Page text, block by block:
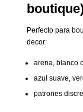
Perfecto para
decor:
arena, blanco
azul suave,
patrones